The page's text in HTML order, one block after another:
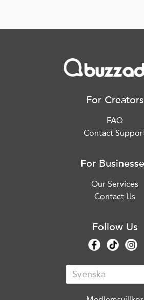
For Creators
FAQ
Contact
For
Our Services
Contact Us
Follow Us